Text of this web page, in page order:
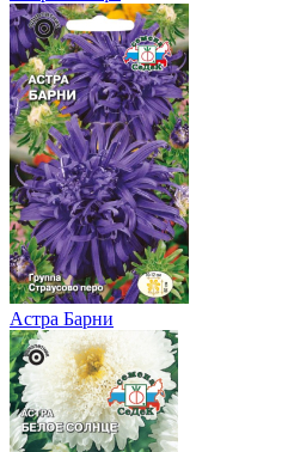
Астра Барни